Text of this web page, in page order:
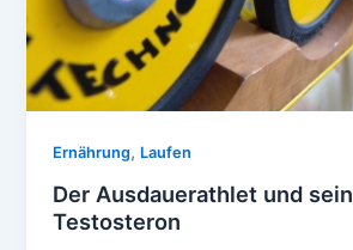
Ernährung, Laufen
Der Ausdauerathlet und sein
Testosteron